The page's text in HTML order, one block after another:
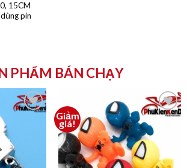
15CM
pin
PHẨM BÁN CHẠY
Giảm
giá!
Thêm